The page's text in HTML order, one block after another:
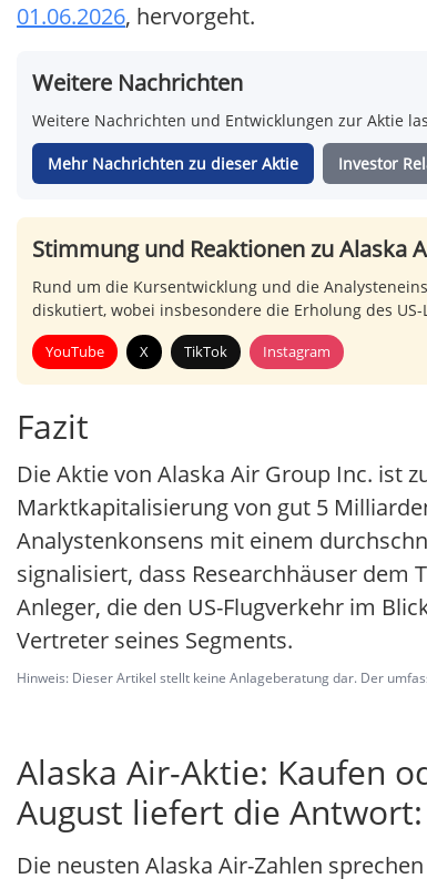
01.06.2026, hervorgeht.
Weitere Nachrichten
Weitere Nachrichten und Entwicklungen zur Aktie
Mehr Nachrichten zu dieser Aktie Investor
Stimmung und Reaktionen zu Alaska
Rund um die Kursentwicklung und die
diskutiert, wobei insbesondere die Erholung des
YouTube X TikTok Instagram
Fazit
Die Aktie von Alaska Air Group Inc. ist
Marktkapitalisierung von gut 5
Analystenkonsens mit einem
signalisiert, dass Researchhäuser
Anleger, die den US-Flugverkehr im
Vertreter seines Segments.
Hinweis: Dieser Artikel stellt keine Anlageberatung dar. Der
Alaska Air-Aktie: Kaufen
August liefert die Antwort:
Die neusten Alaska Air-Zahlen